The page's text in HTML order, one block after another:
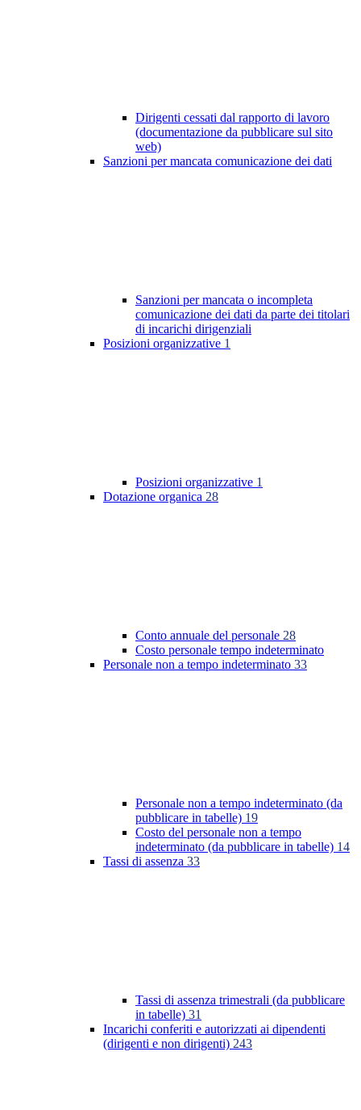
Dirigenti cessati dal rapporto di lavoro
(documentazione da pubblicare sul sito
web)
Sanzioni per mancata comunicazione dei dati
Sanzioni per mancata o incompleta
comunicazione dei dati da parte dei titolari
di incarichi dirigenziali
Posizioni organizzative 1
Posizioni organizzative 1
Dotazione organica 28
Conto annuale del personale 28
Costo personale tempo indeterminato
Personale non a tempo indeterminato 33
Personale non a tempo indeterminato (da
pubblicare in tabelle) 19
Costo del personale non a tempo
indeterminato (da pubblicare in tabelle) 14
Tassi di assenza 33
Tassi di assenza trimestrali (da pubblicare
in tabelle) 31
Incarichi conferiti e autorizzati ai dipendenti
(dirigenti e non dirigenti) 243